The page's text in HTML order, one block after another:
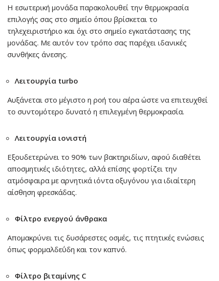
Η εσωτερική μονάδα παρακολουθεί την θερμοκρασία
επιλογής σας στο σημείο όπου βρίσκεται το
τηλεχειριστήριο και όχι στο σημείο εγκατάστασης της
μονάδας. Με αυτόν τον τρόπο σας παρέχει ιδανικές
συνθήκες άνεσης.
Λειτουργία turbo
Αυξάνεται στο μέγιστο η ροή του αέρα ώστε να επιτευχθεί
το συντομότερο δυνατό η επιλεγμένη θερμοκρασία.
Λειτουργία ιονιστή
Εξουδετερώνει το 90% των βακτηριδίων, αφού διαθέτει
αποσμητικές ιδιότητες, αλλά επίσης φορτίζει την
ατμόσφαιρα με αρνητικά ιόντα οξυγόνου για ιδιαίτερη
αίσθηση φρεσκάδας.
Φίλτρο ενεργού άνθρακα
Απομακρύνει τις δυσάρεστες οσμές, τις πτητικές ενώσεις
όπως φορμαλδεΰδη και τον καπνό.
Φίλτρο βιταμίνης C